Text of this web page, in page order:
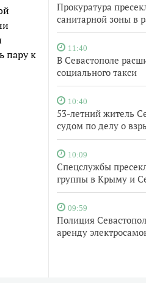
Прокуратура
санитарной зоны в
11:40
В Севастополе
социального такси
10:40
53-летний житель
судом по делу о
10:09
Спецслужбы
группы в Крыму и
09:59
Полиция
аренду
пару к